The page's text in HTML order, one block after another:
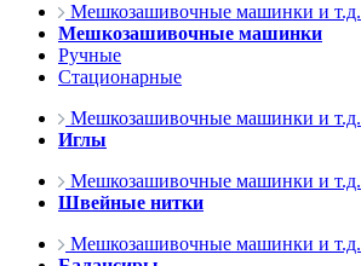
Мешкозашивочные машинки и т.д.
Мешкозашивочные машинки
Ручные
Стационарные
Мешкозашивочные машинки и т.д.
Иглы
Мешкозашивочные машинки и т.д.
Швейные нитки
Мешкозашивочные машинки и т.д.